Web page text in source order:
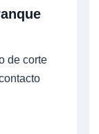
de corte